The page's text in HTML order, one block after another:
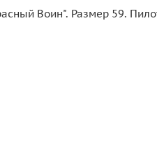
Воин". Размер 59.